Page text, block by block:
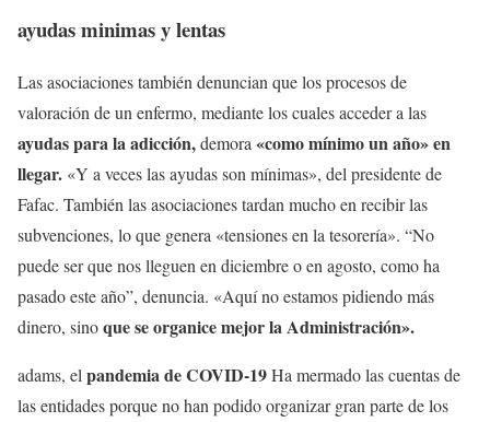
ayudas minimas y lentas
Las asociaciones también denuncian que los procesos de
valoración de un enfermo, mediante los cuales acceder a las
ayudas para la adicción,demora«como mínimo un año» en
llegar. «Y a veces las ayudas son mínimas», del presidente de
Fafac. También las asociaciones tardan mucho en recibir las
subvenciones, lo que genera «tensiones en la tesorería». “No
puede ser que nos lleguen en diciembre o en agosto, como ha
pasado este año”, denuncia. «Aquí no estamos pidiendo más
dinero, sinoque se organice mejor la Administración».
adams, elpandemia de COVID-19Ha mermado las cuentas de
las entidades porque no han podido organizar gran parte de los